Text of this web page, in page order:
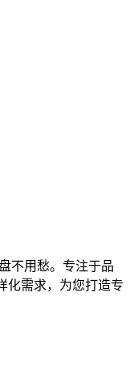
不用愁。专注于品
化需求，为您打造专